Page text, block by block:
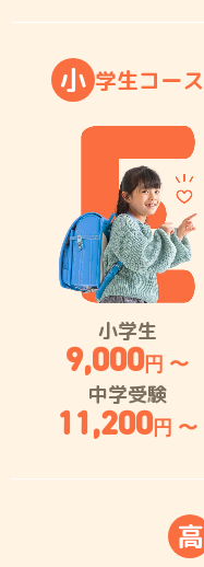
小 学生コース
小学生
9,000円 〜
中学受験
11,200円 〜
高